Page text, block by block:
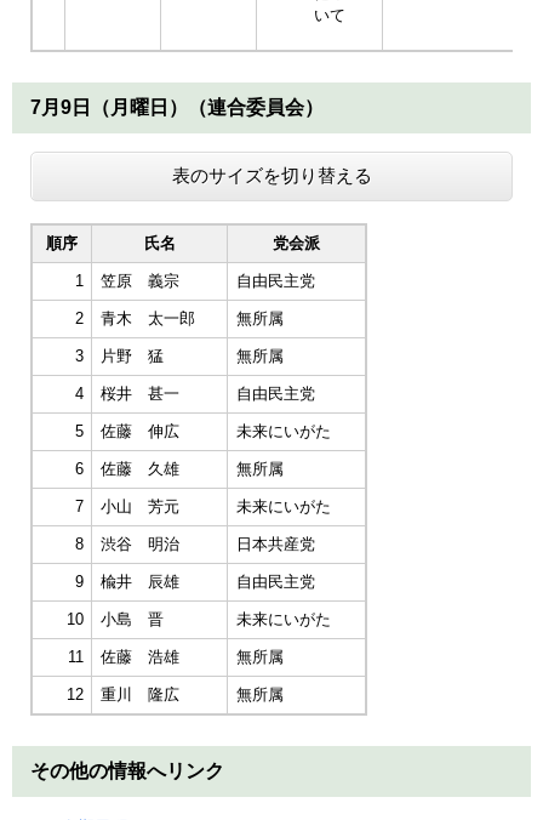
いて
7月9日（月曜日）（連合委員会）
表のサイズを切り替える
順序 氏名 党会派
1 笠原 義宗 自由民主党
2 青木 太一郎 無所属
3 片野 猛 無所属
4 桜井 甚一 自由民主党
5 佐藤 伸広 未来にいがた
6 佐藤 久雄 無所属
7 小山 芳元 未来にいがた
8 渋谷 明治 日本共産党
9 楡井 辰雄 自由民主党
10 小島 晋 未来にいがた
11 佐藤 浩雄 無所属
12 重川 隆広 無所属
その他の情報へリンク